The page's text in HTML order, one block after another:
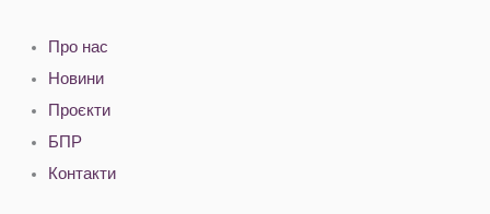
вмісту
Про нас
Новини
Проєкти
БПР
Контакти